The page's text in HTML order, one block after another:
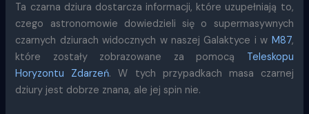
Ta czarna dziura dostarcza informacji, które uzupełniają to,
czego astronomowie dowiedzieli się o supermasywnych
czarnych dziurach widocznych w naszej Galaktyce i w M87,
które zostały zobrazowane za pomocą Teleskopu
Horyzontu Zdarzeń. W tych przypadkach masa czarnej
dziury jest dobrze znana, ale jej spin nie.